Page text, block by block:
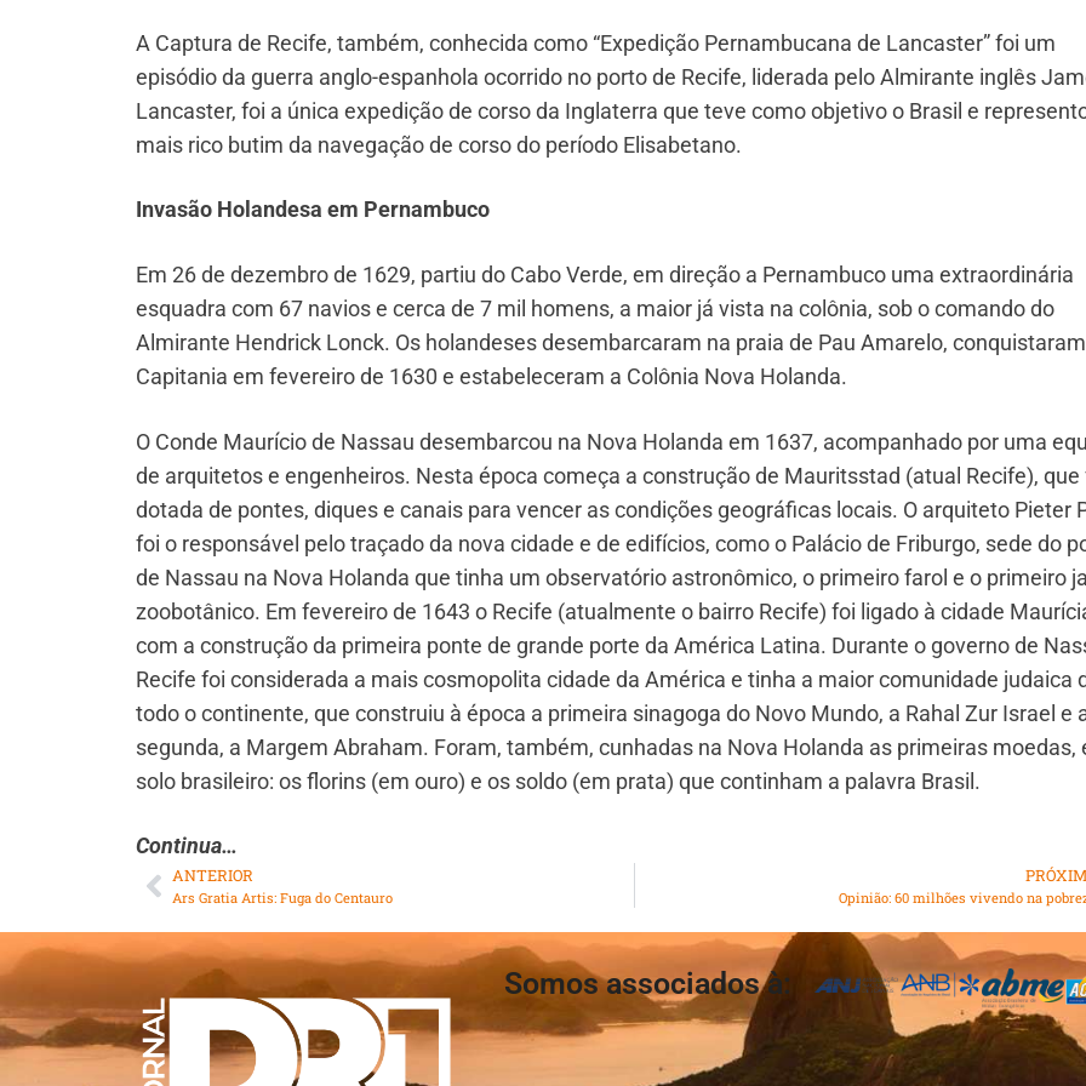
A Captura de Recife, também, conhecida como “Expedição Pernambucana de Lancaster” foi um
episódio da guerra anglo-espanhola ocorrido no porto de Recife, liderada pelo Almirante inglês
Lancaster, foi a única expedição de corso da Inglaterra que teve como objetivo o Brasil e
mais rico butim da navegação de corso do período Elisabetano.
Invasão Holandesa em Pernambuco
Em 26 de dezembro de 1629, partiu do Cabo Verde, em direção a Pernambuco uma extraordinária
esquadra com 67 navios e cerca de 7 mil homens, a maior já vista na colônia, sob o comando do
Almirante Hendrick Lonck. Os holandeses desembarcaram na praia de Pau Amarelo,
Capitania em fevereiro de 1630 e estabeleceram a Colônia Nova Holanda.
O Conde Maurício de Nassau desembarcou na Nova Holanda em 1637, acompanhado por uma
de arquitetos e engenheiros. Nesta época começa a construção de Mauritsstad (atual Recife), que
dotada de pontes, diques e canais para vencer as condições geográficas locais. O arquiteto Pieter
foi o responsável pelo traçado da nova cidade e de edifícios, como o Palácio de Friburgo, sede do
de Nassau na Nova Holanda que tinha um observatório astronômico, o primeiro farol e o primeiro
zoobotânico. Em fevereiro de 1643 o Recife (atualmente o bairro Recife) foi ligado à cidade
com a construção da primeira ponte de grande porte da América Latina. Durante o governo de
Recife foi considerada a mais cosmopolita cidade da América e tinha a maior comunidade judaica
todo o continente, que construiu à época a primeira sinagoga do Novo Mundo, a Rahal Zur Israel e
segunda, a Margem Abraham. Foram, também, cunhadas na Nova Holanda as primeiras moedas,
solo brasileiro: os florins (em ouro) e os soldo (em prata) que continham a palavra Brasil.
Continua…
ANTERIOR
Ars Gratia Artis: Fuga do Centauro Opinião: 60 milhões vivendo na
Somos associados à: